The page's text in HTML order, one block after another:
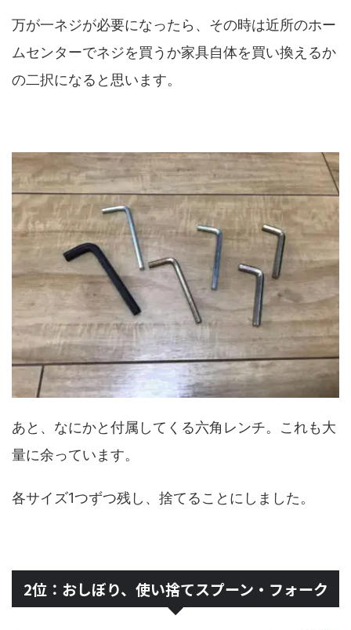
万が一ネジが必要になったら、その時は近所のホー
ムセンターでネジを買うか家具自体を買い換えるか
の二択になると思います。
あと、なにかと付属してくる六角レンチ。これも大
量に余っています。
各サイズ1つずつ残し、捨てることにしました。
2位：おしぼり、使い捨てスプーン・フォーク